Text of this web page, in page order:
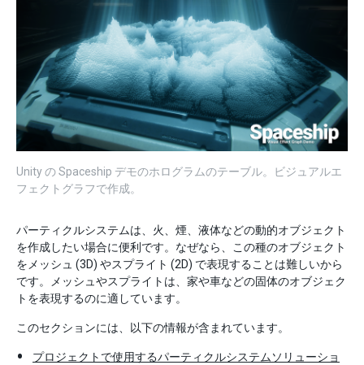
Unity の Spaceship デモのホログラムのテーブル。ビジュアルエ
フェクトグラフで作成。
パーティクルシステムは、火、煙、液体などの動的オブジェクト
を作成したい場合に便利です。なぜなら、この種のオブジェクト
をメッシュ (3D) やスプライト (2D) で表現することは難しいから
です。メッシュやスプライトは、家や車などの固体のオブジェク
トを表現するのに適しています。
このセクションには、以下の情報が含まれています。
プロジェクトで使用するパーティクルシステムソリューショ